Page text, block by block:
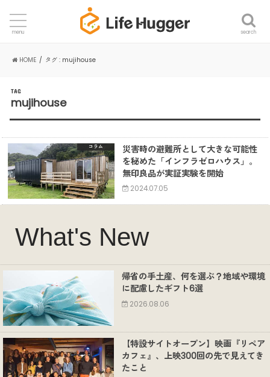
search
menu
HOME タグ : mujihouse
TAG
mujihouse
コラム
災害時の避難所として大きな可能性
を秘めた「インフラゼロハウス」。
無印良品が実証実験を開始
2024.07.05
What's New
帰省の手土産、何を選ぶ？地域や環境
に配慮したギフト6選
2026.08.06
【特設サイトオープン】映画『リペア
カフェ』、上映300回の先で見えてき
たこと